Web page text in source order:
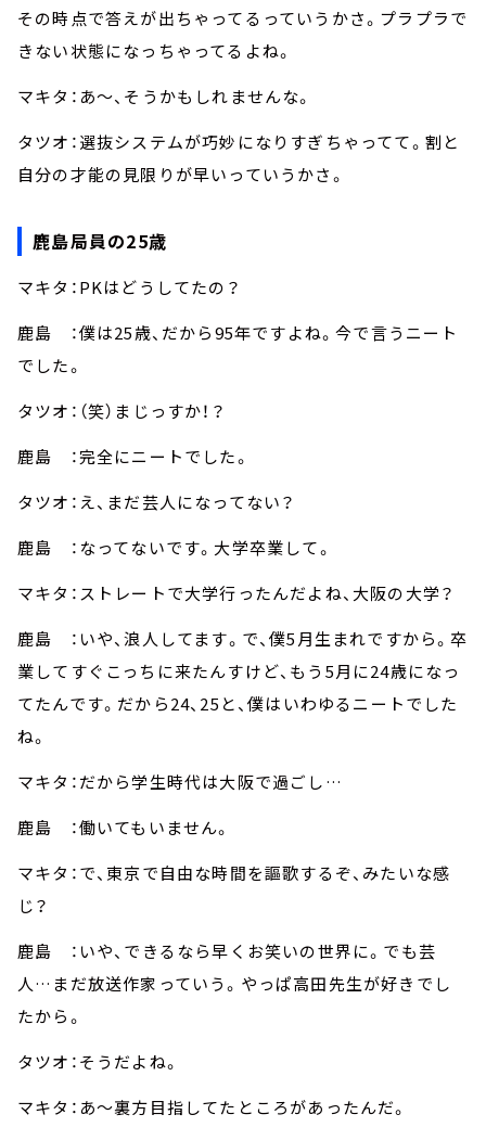
その時点で答えが出ちゃってるっていうかさ。プラプラで
きない状態になっちゃってるよね。
マキタ：あ～、そうかもしれませんな。
タツオ：選抜システムが巧妙になりすぎちゃってて。割と
自分の才能の見限りが早いっていうかさ。
鹿島局員の25歳
マキタ：PKはどうしてたの？
鹿島 ：僕は25歳、だから95年ですよね。今で言うニート
でした。
タツオ：（笑）まじっすか！？
鹿島 ：完全にニートでした。
タツオ：え、まだ芸人になってない？
鹿島 ：なってないです。大学卒業して。
マキタ：ストレートで大学行ったんだよね、大阪の大学？
鹿島 ：いや、浪人してます。で、僕5月生まれですから。卒
業してすぐこっちに来たんすけど、もう5月に24歳になっ
てたんです。だから24、25と、僕はいわゆるニートでした
ね。
マキタ：だから学生時代は大阪で過ごし…
鹿島 ：働いてもいません。
マキタ：で、東京で自由な時間を謳歌するぞ、みたいな感
じ？
鹿島 ：いや、できるなら早くお笑いの世界に。でも芸
人…まだ放送作家っていう。やっぱ高田先生が好きでし
たから。
タツオ：そうだよね。
マキタ：あ～裏方目指してたところがあったんだ。